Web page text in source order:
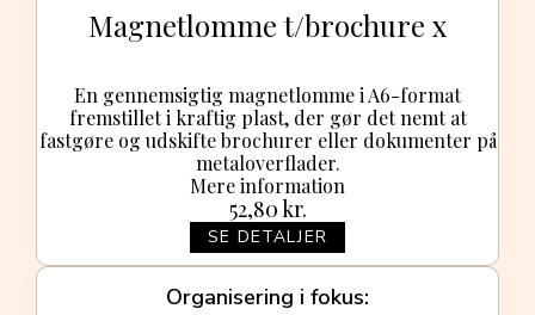
Magnetlomme t/brochure x
En gennemsigtig magnetlomme i A6-format
fremstillet i kraftig plast, der gør det nemt at
fastgøre og udskifte brochurer eller dokumenter på
metaloverflader.
52,80kr.
SE DETALJER
Mere information
Organisering i fokus